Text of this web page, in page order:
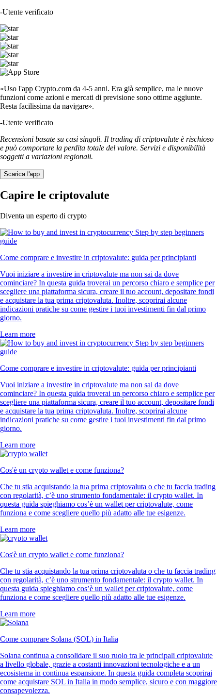
-Utente verificato
«Uso l'app Crypto.com da 4-5 anni. Era già semplice, ma le nuove
funzioni come azioni e mercati di previsione sono ottime aggiunte.
Resta facilissima da navigare».
-Utente verificato
Recensioni basate su casi singoli. Il trading di criptovalute è rischioso
e può comportare la perdita totale del valore. Servizi e disponibilità
soggetti a variazioni regionali.
Scarica l'app
Capire le criptovalute
Diventa un esperto di crypto
Come comprare e investire in criptovalute: guida per principianti
Vuoi iniziare a investire in criptovalute ma non sai da dove
cominciare? In questa guida troverai un percorso chiaro e semplice per
scegliere una piattaforma sicura, creare il tuo account, depositare fondi
e acquistare la tua prima criptovaluta. Inoltre, scoprirai alcune
indicazioni pratiche su come gestire i tuoi investimenti fin dal primo
giorno.
Learn more
Come comprare e investire in criptovalute: guida per principianti
Vuoi iniziare a investire in criptovalute ma non sai da dove
cominciare? In questa guida troverai un percorso chiaro e semplice per
scegliere una piattaforma sicura, creare il tuo account, depositare fondi
e acquistare la tua prima criptovaluta. Inoltre, scoprirai alcune
indicazioni pratiche su come gestire i tuoi investimenti fin dal primo
giorno.
Learn more
Cos'è un crypto wallet e come funziona?
Che tu stia acquistando la tua prima criptovaluta o che tu faccia trading
con regolarità, c’è uno strumento fondamentale: il crypto wallet. In
questa guida spieghiamo cos’è un wallet per criptovalute, come
funziona e come scegliere quello più adatto alle tue esigenze.
Learn more
Cos'è un crypto wallet e come funziona?
Che tu stia acquistando la tua prima criptovaluta o che tu faccia trading
con regolarità, c’è uno strumento fondamentale: il crypto wallet. In
questa guida spieghiamo cos’è un wallet per criptovalute, come
funziona e come scegliere quello più adatto alle tue esigenze.
Learn more
Come comprare Solana (SOL) in Italia
Solana continua a consolidare il suo ruolo tra le principali criptovalute
a livello globale, grazie a costanti innovazioni tecnologiche e a un
ecosistema in continua espansione. In questa guida completa scoprirai
come acquistare SOL in Italia in modo semplice, sicuro e con maggiore
consapevolezza.